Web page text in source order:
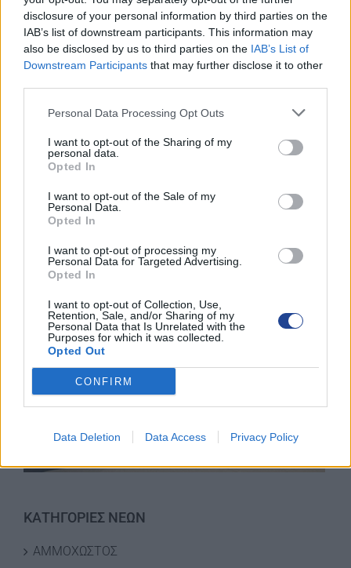
disclosure of your personal information by third parties on the
IAB’s list of downstream participants. This information may
also be disclosed by us to third parties on the IAB’s List of
Downstream Participants that may further disclose it to other
Personal Data Processing Opt Outs
I want to opt-out of the Sharing of my
personal data.
Opted In
I want to opt-out of the Sale of my
Personal Data.
Opted In
I want to opt-out of processing my
Personal Data for Targeted Advertising.
Opted In
I want to opt-out of Collection, Use,
Retention, Sale, and/or Sharing of my
Personal Data that Is Unrelated with the
Purposes for which it was collected.
Opted Out
CONFIRM
Data Deletion Data Access Privacy Policy
ΟΙ ΕΚΔΗΛΩΣΕΙΣ ΜΑΣ
ΚΑΤΗΓΟΡΙΕΣ ΝΕΩΝ
ΑΜΜΟΧΩΣΤΟΣ